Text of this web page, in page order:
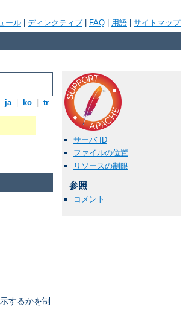
ール ディレクティブ FAQ 用語 サイトマップ
ja ko tr
サーバ ID
ファイルの位置
リソースの制限
参照
コメント
するかを制